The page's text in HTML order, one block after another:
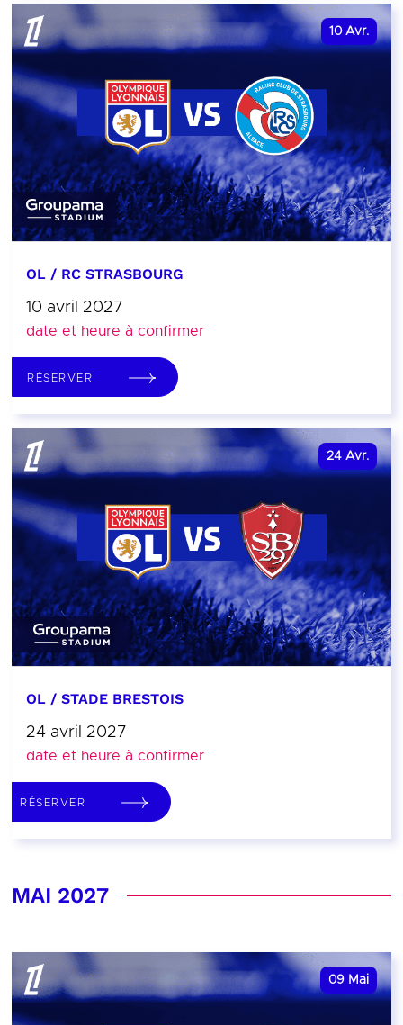
10 Avr.
OL / RC STRASBOURG
10 avril 2027
date et heure à confirmer
RÉSERVER
24 Avr.
OL / STADE BRESTOIS
24 avril 2027
date et heure à confirmer
RÉSERVER
MAI 2027
09 Mai